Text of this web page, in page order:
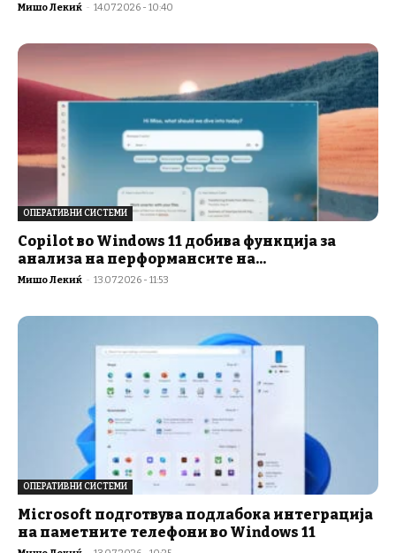
Мишо Лекиќ - 14.07.2026 - 10:40
ОПЕРАТИВНИ СИСТЕМИ
Copilot во Windows 11 добива функција за
анализа на перформансите на...
Мишо Лекиќ - 13.07.2026 - 11:53
ОПЕРАТИВНИ СИСТЕМИ
Microsoft подготвува подлабока интеграција
на паметните телефони во Windows 11